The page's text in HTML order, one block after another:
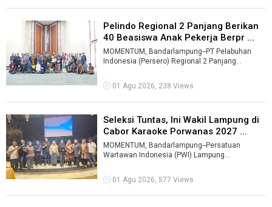
Pelindo Regional 2 Panjang Berikan
40 Beasiswa Anak Pekerja Berpr ...
MOMENTUM, Bandarlampung--PT Pelabuhan
Indonesia (Persero) Regional 2 Panjang
kepada ana ...
01 Agu 2026, 238 Views
Seleksi Tuntas, Ini Wakil Lampung di
Cabor Karaoke Porwanas 2027 ...
MOMENTUM, Bandarlampung--Persatuan
Wartawan Indonesia (PWI) Lampung
01 Agu 2026, 577 Views